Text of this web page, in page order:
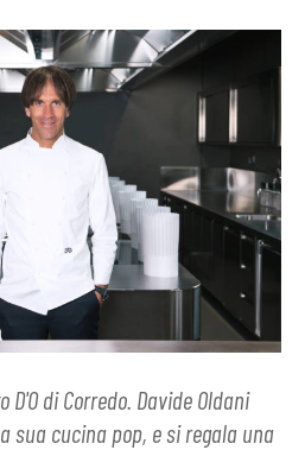
di Corredo. Davide Oldani
sua cucina pop, e si regala una